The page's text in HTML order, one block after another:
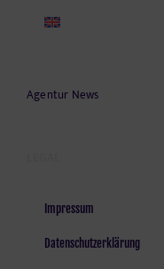
Agentur News
Impressum
Datenschutzerklärung